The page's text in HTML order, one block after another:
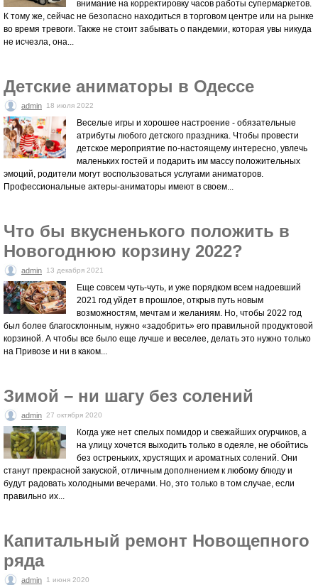
внимание на корректировку часов работы супермаркетов.
К тому же, сейчас не безопасно находиться в торговом центре или на рынке
во время тревоги. Также не стоит забывать о пандемии, которая увы никуда
не исчезла, она...
Детские аниматоры в Одессе
admin 18 июля 2022
Веселые игры и хорошее настроение - обязательные
атрибуты любого детского праздника. Чтобы провести
детское мероприятие по-настоящему интересно, увлечь
маленьких гостей и подарить им массу положительных
эмоций, родители могут воспользоваться услугами аниматоров.
Профессиональные актеры-аниматоры имеют в своем...
Что бы вкусненького положить в
Новогоднюю корзину 2022?
admin 13 декабря 2021
Еще совсем чуть-чуть, и уже порядком всем надоевший
2021 год уйдет в прошлое, открыв путь новым
возможностям, мечтам и желаниям. Но, чтобы 2022 год
был более благосклонным, нужно «задобрить» его правильной продуктовой
корзиной. А чтобы все было еще лучше и веселее, делать это нужно только
на Привозе и ни в каком...
Зимой – ни шагу без солений
admin 27 октября 2020
Когда уже нет спелых помидор и свежайших огурчиков, а
на улицу хочется выходить только в одеяле, не обойтись
без остреньких, хрустящих и ароматных солений. Они
станут прекрасной закуской, отличным дополнением к любому блюду и
будут радовать холодными вечерами. Но, это только в том случае, если
правильно их...
Капитальный ремонт Новощепного
ряда
admin 1 июня 2020